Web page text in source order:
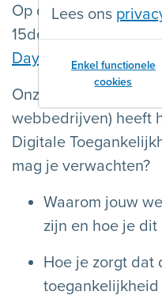
Lees ons
Enkel functionele
cookies
Op de derde
15de editie van
Day (GAAD).
Onze partner
webbedrijven) heeft
Digitale
mag je verwachten?
Waarom jouw
zijn en hoe je dit
Hoe je zorgt dat